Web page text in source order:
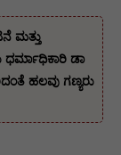
ಮತ್ತು
ಧರ್ಮಾಧಿಕಾರಿ ಡಾ
ಹಲವು ಗಣ್ಯರು